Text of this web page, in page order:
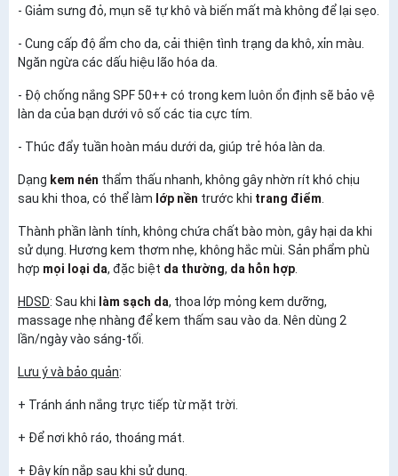
- Giảm sưng đỏ, mụn sẽ tự khô và biến mất mà không để lại sẹo.
- Cung cấp độ ẩm cho da, cải thiện tình trạng da khô, xỉn màu.
Ngăn ngừa các dấu hiệu lão hóa da.
- Độ chống nắng SPF 50++ có trong kem luôn ổn định sẽ bảo vệ
làn da của bạn dưới vô số các tia cực tím.
- Thúc đẩy tuần hoàn máu dưới da, giúp trẻ hóa làn da.
Dạng kem nén thẩm thấu nhanh, không gây nhờn rít khó chịu
sau khi thoa, có thể làm lớp nền trước khi trang điểm
Thành phần lành tính, không chứa chất bào mòn, gây hại da khi
sử dụng. Hương kem thơm nhẹ, không hắc mùi. Sản phẩm phù
hợp mọi loại da, đặc biệt da thường, da hỗn hợp
HDSD: Sau khi làm sạch da, thoa lớp mỏng kem dưỡng,
massage nhẹ nhàng để kem thấm sau vào da. Nên dùng 2
lần/ngày vào sáng-tối.
Lưu ý và bảo quản:
+ Tránh ánh nắng trực tiếp từ mặt trời.
+ Để nơi khô ráo, thoáng mát.
+ Đậy kín nắp sau khi sử dụng.